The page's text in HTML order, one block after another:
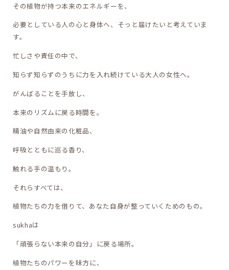
その植物が持つ本来のエネルギーを、
必要としている人の心と身体へ、そっと届けたいと考えていま
す。
忙しさや責任の中で、
知らず知らずのうちに力を入れ続けている大人の女性へ。
がんばることを手放し、
本来のリズムに戻る時間を。
精油や自然由来の化粧品、
呼吸とともに巡る香り、
触れる手の温もり。
それらすべては、
植物たちの力を借りて、あなた自身が整っていくためのもの。
sukhaは
「頑張らない本来の自分」に戻る場所。
植物たちのパワーを味方に、